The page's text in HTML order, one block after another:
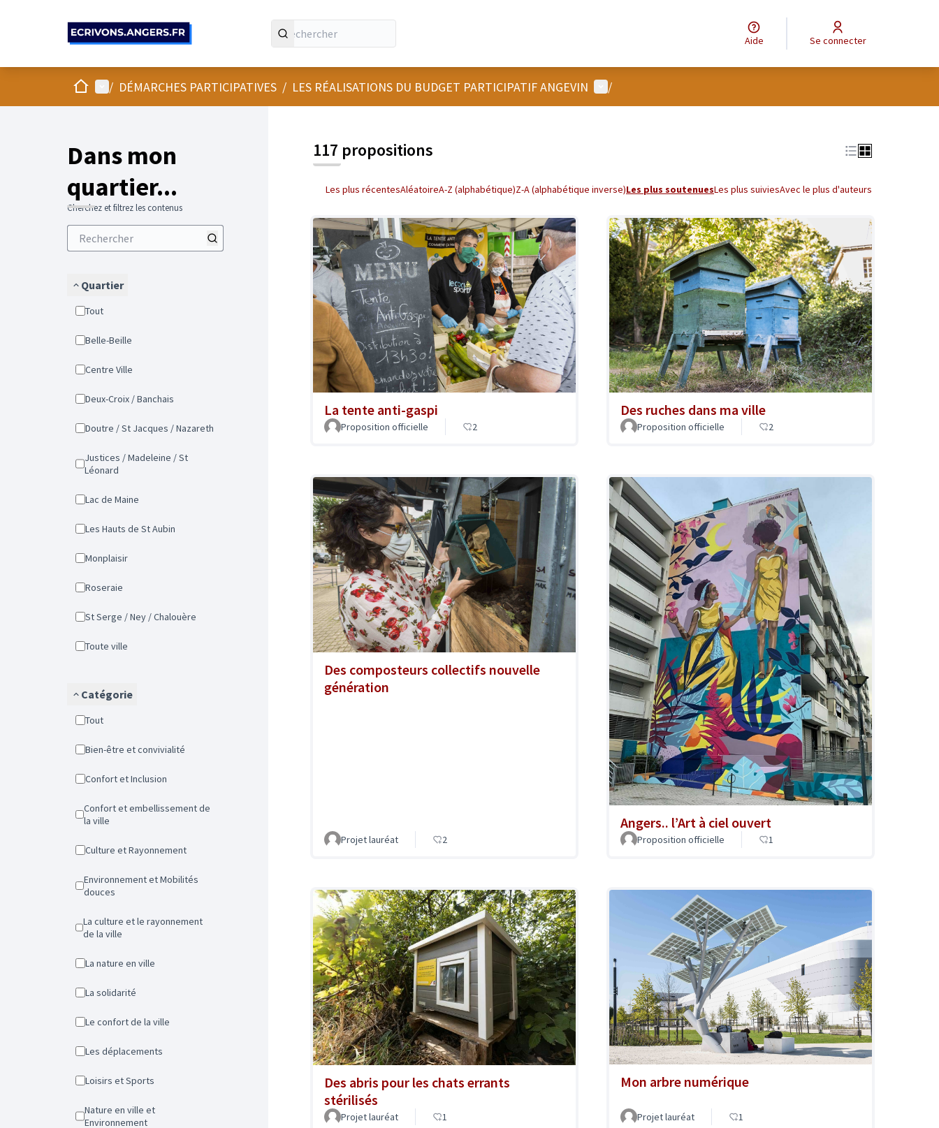
Aide Se connecter
AccueilMenu principal
/ DÉMARCHES PARTICIPATIVES / LES RÉALISATIONS DU BUDGET PARTICIPATIF ANGEVIN Menu utilisateur
/
Dans mon
quartier...
Cherchez et filtrez les contenus
Quartier
Tout
Belle-Beille
Centre Ville
Deux-Croix / Banchais
Doutre / St Jacques / Nazareth
Justices / Madeleine / St
Léonard
Lac de Maine
Les Hauts de St Aubin
Monplaisir
Roseraie
St Serge / Ney / Chalouère
Toute ville
Catégorie
Tout
Bien-être et convivialité
Confort et Inclusion
Confort et embellissement de
la ville
Culture et Rayonnement
Environnement et Mobilités
douces
La culture et le rayonnement
de la ville
La nature en ville
La solidarité
Le confort de la ville
Les déplacements
Loisirs et Sports
Nature en ville et
Environnement
117 propositions
Les plus récentesAléatoireA-Z (alphabétique)Z-A (alphabétique inverse)Les plus soutenuesLes plus suiviesAvec le plus d'auteurs
La tente anti-gaspi
Proposition officielle 2
Des ruches dans ma ville
Proposition officielle 2
Des composteurs collectifs nouvelle
génération
Projet lauréat 2
Angers.. l’Art à ciel ouvert
Proposition officielle 1
Des abris pour les chats errants
stérilisés
Projet lauréat 1
Mon arbre numérique
Projet lauréat 1